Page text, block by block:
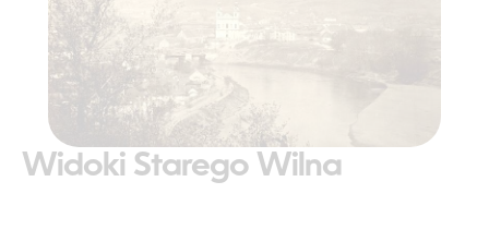
Widoki Starego Wilna